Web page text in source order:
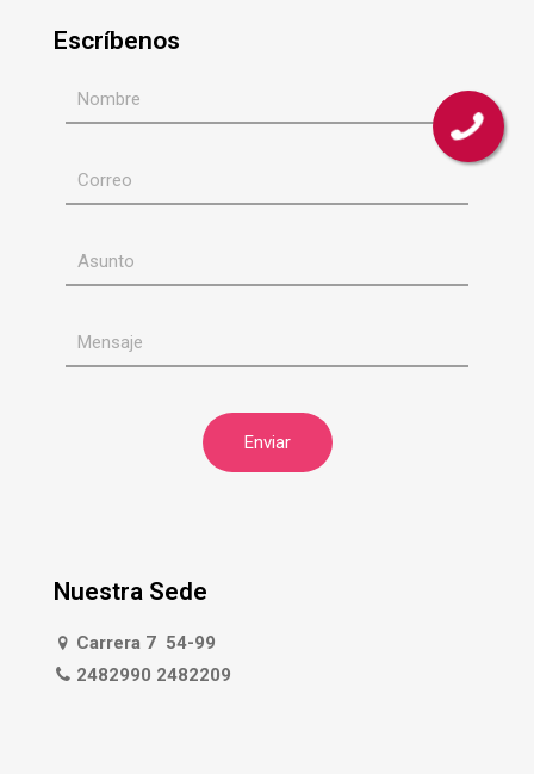
Escríbenos
Nuestra Sede
Carrera 7 54-99
2482990 2482209